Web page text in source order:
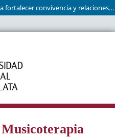
Musicoterapia comunitaria para fortalecer convivencia y relaciones sociales en adolescentes